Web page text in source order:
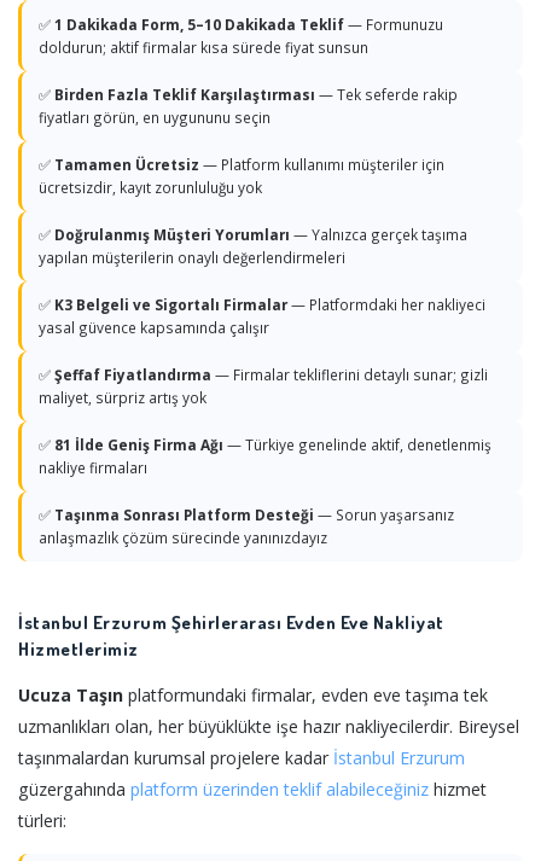
✅1 Dakikada Form, 5–10 Dakikada Teklif— Formunuzu
doldurun; aktif firmalar kısa sürede fiyat sunsun
✅ Birden Fazla Teklif Karşılaştırması — Tek seferde rakip
fiyatları görün, en uygununu seçin
✅ Tamamen Ücretsiz — Platform kullanımı müşteriler için
ücretsizdir, kayıt zorunluluğu yok
✅ Doğrulanmış Müşteri Yorumları — Yalnızca gerçek taşıma
yapılan müşterilerin onaylı değerlendirmeleri
✅ K3 Belgeli ve Sigortalı Firmalar— Platformdaki her nakliyeci
yasal güvence kapsamında çalışır
✅Şeffaf Fiyatlandırma — Firmalar tekliflerini detaylı sunar; gizli
maliyet, sürpriz artış yok
✅ 81 İlde Geniş Firma Ağı — Türkiye genelinde aktif, denetlenmiş
nakliye firmaları
✅ Taşınma Sonrası Platform Desteği — Sorun yaşarsanız
anlaşmazlık çözüm sürecinde yanınızdayız
İstanbul Erzurum Şehirlerarası Evden Eve Nakliyat
Hizmetlerimiz
Ucuza Taşın platformundaki firmalar, evden eve taşıma tek
uzmanlıkları olan, her büyüklükte işe hazır nakliyecilerdir. Bireysel
taşınmalardan kurumsal projelere kadar İstanbul Erzurum
güzergahında platform üzerinden teklif alabileceğiniz hizmet
türleri: